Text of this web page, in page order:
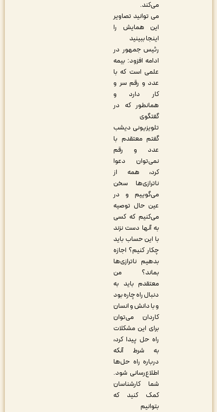
می توانید تصاویر
این همایش را
ببینید
رئیس جمهور در
ادامه افزود: بیمه
علمی است که با
عدد و رقم سر و
کار دارد و
همانطور که در
تلویزیونی دیشب
گفتم معتقدم با
عدد و رقم
نمی‌توان دعوا
کرد، همه از
ناترازی‌ها سخن
می‌گوییم و در
عین حال توصیه
می‌کنیم که کسی
به آنها دست نزند
با این حساب باید
چکار کنیم؟ اجازه
بدهیم ناترازی‌ها
بماند؟ من
معتقدم باید به
دنبال راه چاره بود
و با دانش و انسان
کاردان می‌توان
برای این مشکلات
راه حل پیدا کرد،
به شرط آنکه
درباره راه حل‌ها
اطلاع‌رسانی شود.
شما کارشناسان
کمک کنید که